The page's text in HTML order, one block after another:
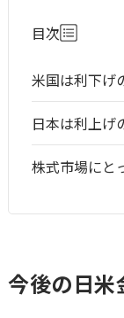
目次
米国は利下げ
日本は利上げ
株式市場にと
今後の日